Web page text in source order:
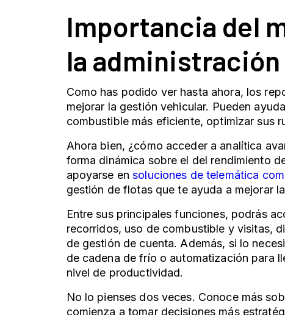
Importancia del
la
Como has podido ver hasta ahora, los
mejorar la gestión vehicular. Pueden
combustible más eficiente, optimizar sus
Ahora bien, ¿cómo acceder a analítica
forma dinámica sobre el del rendimiento
apoyarse en soluciones de telemática
gestión de flotas que te ayuda a mejorar
Entre sus principales funciones, podrás
recorridos, uso de combustible y visitas,
de gestión de cuenta. Además, si lo
de cadena de frío o automatización para
nivel de productividad.
No lo pienses dos veces. Conoce más
comienza a tomar decisiones más